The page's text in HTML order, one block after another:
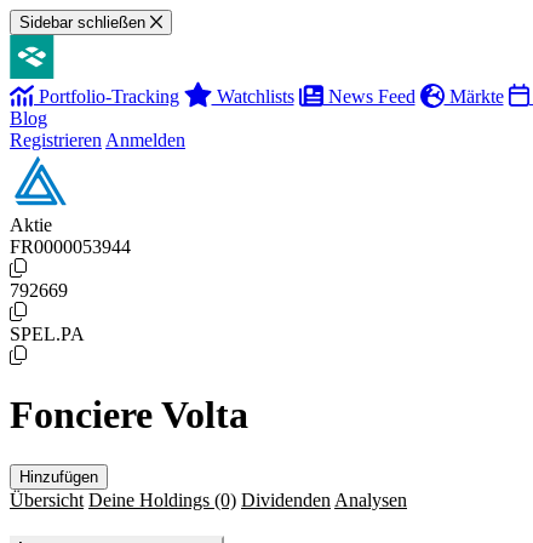
Sidebar schließen
Portfolio-Tracking Watchlists News Feed Märkte
Blog
Registrieren Anmelden
Aktie
FR0000053944
792669
SPEL.PA
Fonciere Volta
Hinzufügen
Übersicht Deine Holdings (0) Dividenden Analysen